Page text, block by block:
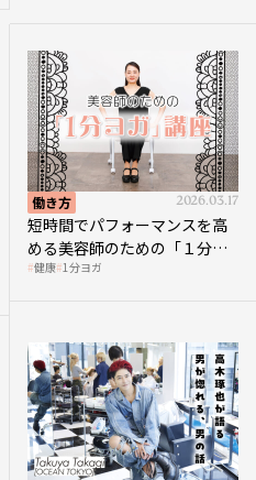
働き方 2026.03.17
短時間でパフォーマンスを高
める美容師のための「１分ヨ
ガ」講座｜実践編
健康 1分ヨガ